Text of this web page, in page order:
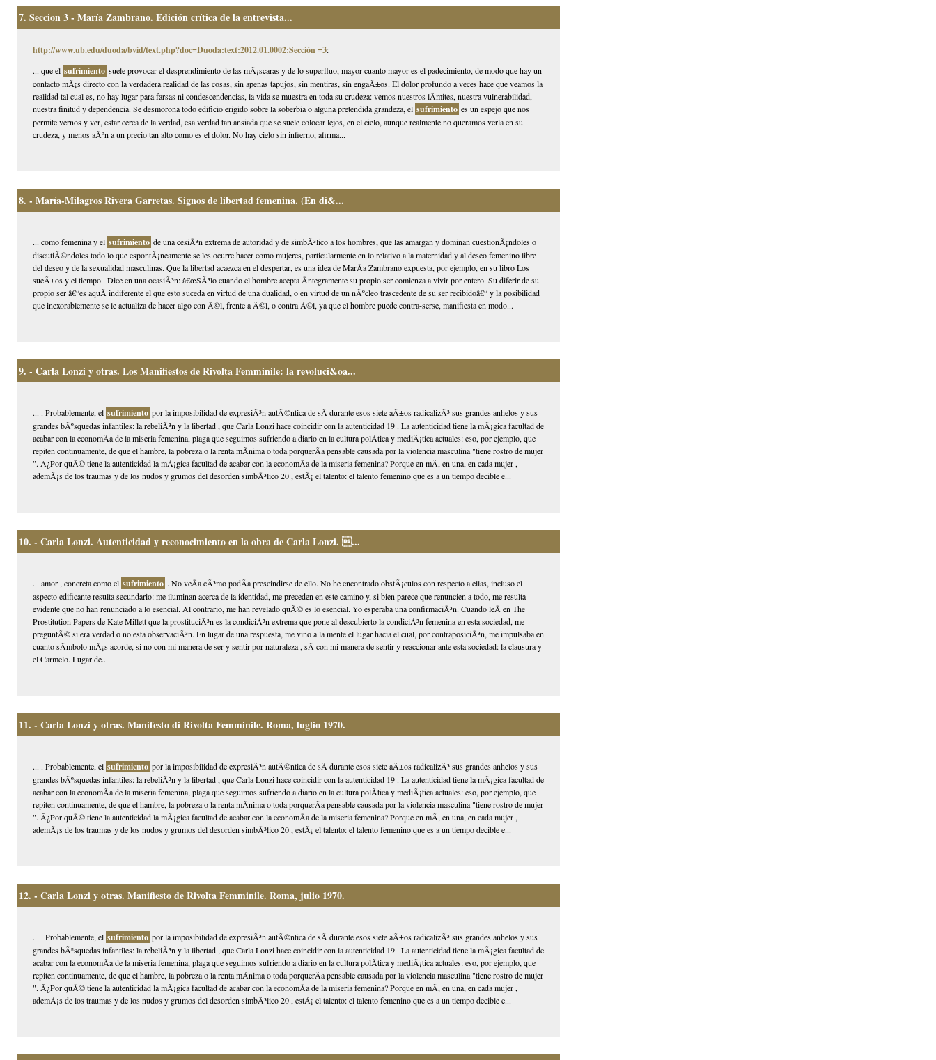
7. Seccion 3 - María Zambrano. Edición crítica de la entrevista...
http://www.ub.edu/duoda/bvid/text.php?doc=Duoda:text:2012.01.0002:Sección =3:
... que el sufrimiento suele provocar el desprendimiento de las mÃ¡scaras y de lo superfluo, mayor cuanto mayor es el padecimiento, de modo que hay un
contacto mÃ¡s directo con la verdadera realidad de las cosas, sin apenas tapujos, sin mentiras, sin engaÃ±os. El dolor profundo a veces hace que veamos la
realidad tal cual es, no hay lugar para farsas ni condescendencias, la vida se muestra en toda su crudeza: vemos nuestros lÃ­mites, nuestra vulnerabilidad,
nuestra finitud y dependencia. Se desmorona todo edificio erigido sobre la soberbia o alguna pretendida grandeza, el sufrimiento es un espejo que nos
permite vernos y ver, estar cerca de la verdad, esa verdad tan ansiada que se suele colocar lejos, en el cielo, aunque realmente no queramos verla en su
crudeza, y menos aÃºn a un precio tan alto como es el dolor. No hay cielo sin infierno, afirma...
8. - María-Milagros Rivera Garretas. Signos de libertad femenina. (En di&...
... como femenina y el sufrimiento de una cesiÃ³n extrema de autoridad y de simbÃ³lico a los hombres, que las amargan y dominan cuestionÃ¡ndoles o
discutiÃ©ndoles todo lo que espontÃ¡neamente se les ocurre hacer como mujeres, particularmente en lo relativo a la maternidad y al deseo femenino libre
del deseo y de la sexualidad masculinas. Que la libertad acaezca en el despertar, es una idea de MarÃ­a Zambrano expuesta, por ejemplo, en su libro Los
sueÃ±os y el tiempo . Dice en una ocasiÃ³n: â€œSÃ³lo cuando el hombre acepta Ã­ntegramente su propio ser comienza a vivir por entero. Su diferir de su
propio ser â€“es aquÃ­ indiferente el que esto suceda en virtud de una dualidad, o en virtud de un nÃºcleo trascedente de su ser recibidoâ€“ y la posibilidad
que inexorablemente se le actualiza de hacer algo con Ã©l, frente a Ã©l, o contra Ã©l, ya que el hombre puede contra-serse, manifiesta en modo...
9. - Carla Lonzi y otras. Los Manifiestos de Rivolta Femminile: la revoluci&oa...
... . Probablemente, el sufrimiento por la imposibilidad de expresiÃ³n autÃ©ntica de sÃ­ durante esos siete aÃ±os radicalizÃ³ sus grandes anhelos y sus
grandes bÃºsquedas infantiles: la rebeliÃ³n y la libertad , que Carla Lonzi hace coincidir con la autenticidad 19 . La autenticidad tiene la mÃ¡gica facultad de
acabar con la economÃ­a de la miseria femenina, plaga que seguimos sufriendo a diario en la cultura polÃ­tica y mediÃ¡tica actuales: eso, por ejemplo, que
repiten continuamente, de que el hambre, la pobreza o la renta mÃ­nima o toda porquerÃ­a pensable causada por la violencia masculina "tiene rostro de mujer
". Â¿Por quÃ© tiene la autenticidad la mÃ¡gica facultad de acabar con la economÃ­a de la miseria femenina? Porque en mÃ­, en una, en cada mujer ,
ademÃ¡s de los traumas y de los nudos y grumos del desorden simbÃ³lico 20 , estÃ¡ el talento: el talento femenino que es a un tiempo decible e...
10. - Carla Lonzi. Autenticidad y reconocimiento en la obra de Carla Lonzi. ...
... amor , concreta como el sufrimiento . No veÃ­a cÃ³mo podÃ­a prescindirse de ello. No he encontrado obstÃ¡culos con respecto a ellas, incluso el
aspecto edificante resulta secundario: me iluminan acerca de la identidad, me preceden en este camino y, si bien parece que renuncien a todo, me resulta
evidente que no han renunciado a lo esencial. Al contrario, me han revelado quÃ© es lo esencial. Yo esperaba una confirmaciÃ³n. Cuando leÃ­ en The
Prostitution Papers de Kate Millett que la prostituciÃ³n es la condiciÃ³n extrema que pone al descubierto la condiciÃ³n femenina en esta sociedad, me
preguntÃ© si era verdad o no esta observaciÃ³n. En lugar de una respuesta, me vino a la mente el lugar hacia el cual, por contraposiciÃ³n, me impulsaba en
cuanto sÃ­mbolo mÃ¡s acorde, si no con mi manera de ser y sentir por naturaleza , sÃ­ con mi manera de sentir y reaccionar ante esta sociedad: la clausura y
el Carmelo. Lugar de...
11. - Carla Lonzi y otras. Manifesto di Rivolta Femminile. Roma, luglio 1970.
... . Probablemente, el sufrimiento por la imposibilidad de expresiÃ³n autÃ©ntica de sÃ­ durante esos siete aÃ±os radicalizÃ³ sus grandes anhelos y sus
grandes bÃºsquedas infantiles: la rebeliÃ³n y la libertad , que Carla Lonzi hace coincidir con la autenticidad 19 . La autenticidad tiene la mÃ¡gica facultad de
acabar con la economÃ­a de la miseria femenina, plaga que seguimos sufriendo a diario en la cultura polÃ­tica y mediÃ¡tica actuales: eso, por ejemplo, que
repiten continuamente, de que el hambre, la pobreza o la renta mÃ­nima o toda porquerÃ­a pensable causada por la violencia masculina "tiene rostro de mujer
". Â¿Por quÃ© tiene la autenticidad la mÃ¡gica facultad de acabar con la economÃ­a de la miseria femenina? Porque en mÃ­, en una, en cada mujer ,
ademÃ¡s de los traumas y de los nudos y grumos del desorden simbÃ³lico 20 , estÃ¡ el talento: el talento femenino que es a un tiempo decible e...
12. - Carla Lonzi y otras. Manifiesto de Rivolta Femminile. Roma, julio 1970.
... . Probablemente, el sufrimiento por la imposibilidad de expresiÃ³n autÃ©ntica de sÃ­ durante esos siete aÃ±os radicalizÃ³ sus grandes anhelos y sus
grandes bÃºsquedas infantiles: la rebeliÃ³n y la libertad , que Carla Lonzi hace coincidir con la autenticidad 19 . La autenticidad tiene la mÃ¡gica facultad de
acabar con la economÃ­a de la miseria femenina, plaga que seguimos sufriendo a diario en la cultura polÃ­tica y mediÃ¡tica actuales: eso, por ejemplo, que
repiten continuamente, de que el hambre, la pobreza o la renta mÃ­nima o toda porquerÃ­a pensable causada por la violencia masculina "tiene rostro de mujer
". Â¿Por quÃ© tiene la autenticidad la mÃ¡gica facultad de acabar con la economÃ­a de la miseria femenina? Porque en mÃ­, en una, en cada mujer ,
ademÃ¡s de los traumas y de los nudos y grumos del desorden simbÃ³lico 20 , estÃ¡ el talento: el talento femenino que es a un tiempo decible e...